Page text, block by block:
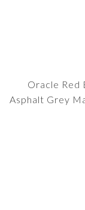
Oracle Red
Asphalt Grey